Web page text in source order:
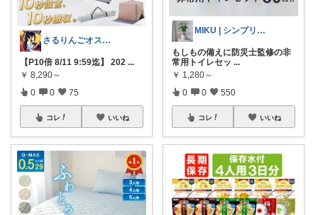
さるりんごオススメちょっとしたプレゼント
【P10倍 8/11 9:59迄】 202 ...
￥ 8,290～
0 0 75
コレ いいね
MIKU | シンプリスト主婦
もしもの備えに防災士監修の非
常用トイレセッ ...
￥ 1,280～
0 0 550
コレ いいね